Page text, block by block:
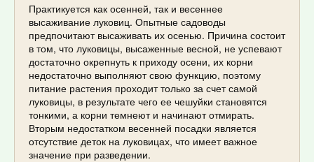
Практикуется как осенней, так и весеннее
высаживание луковиц. Опытные садоводы
предпочитают высаживать их осенью. Причина состоит
в том, что луковицы, высаженные весной, не успевают
достаточно окрепнуть к приходу осени, их корни
недостаточно выполняют свою функцию, поэтому
питание растения проходит только за счет самой
луковицы, в результате чего ее чешуйки становятся
тонкими, а корни темнеют и начинают отмирать.
Вторым недостатком весенней посадки является
отсутствие деток на луковицах, что имеет важное
значение при разведении.